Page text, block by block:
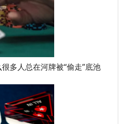
多人总在河牌被“偷走”底池